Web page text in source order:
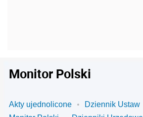
Monitor Polski
Akty ujednolicone
Dziennik Ustaw